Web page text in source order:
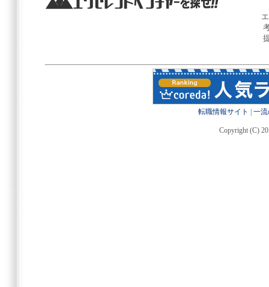
転職情報サイト 一
Copyright (C)